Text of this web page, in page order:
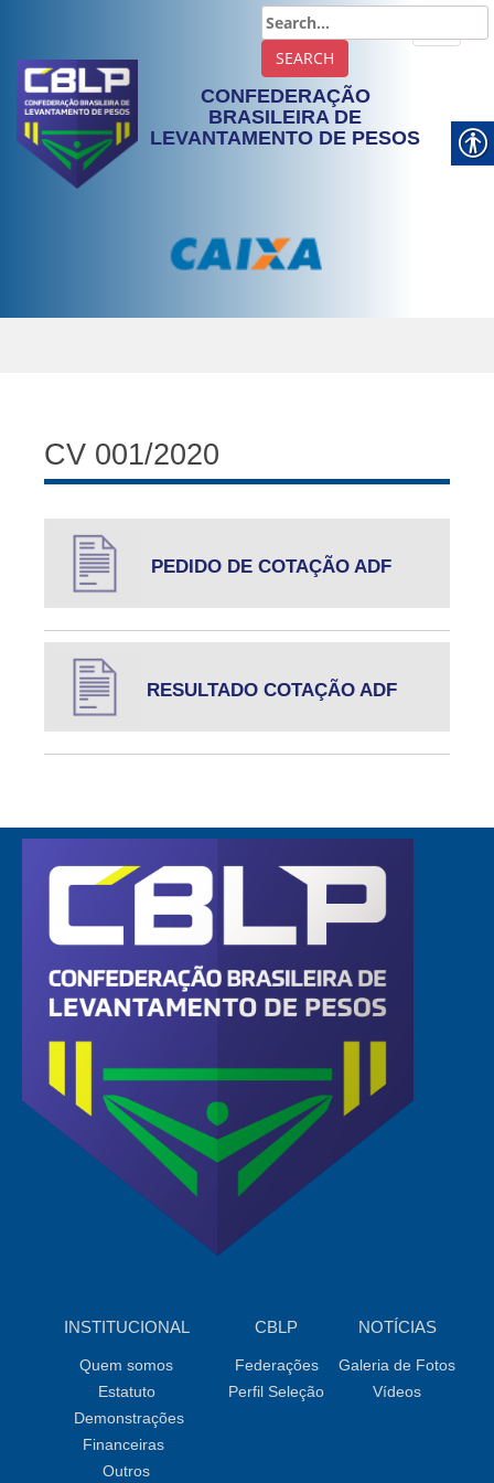
CONFEDERAÇÃO
BRASILEIRA DE
LEVANTAMENTO DE PESOS
CV 001/2020
PEDIDO DE COTAÇÃO ADF
RESULTADO COTAÇÃO ADF
INSTITUCIONAL
Quem somos
Estatuto
Demonstrações
Financeiras
Outros
CBLP
Federações
Perfil Seleção
NOTÍCIAS
Galeria de Fotos
Vídeos